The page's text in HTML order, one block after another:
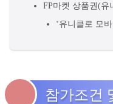
FP마켓 상품권(유
‘유니클로 모
참가조건